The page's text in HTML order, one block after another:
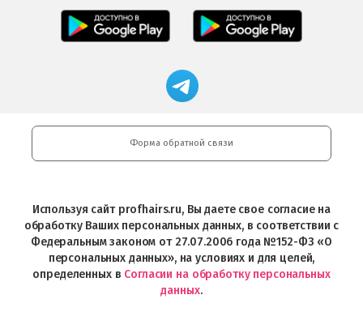
Professional
загрузить
Мобильное
приложение
Professional
загрузить
Play
загрузить
в
Мобильное
приложение
Магазин
профессиональной
Professional
и
Интернет-
Telegram
Форма обратной связи
Используя сайт profhairs.ru, Вы даете свое согласие на
обработку Ваших персональных данных, в соответствии с
Федеральным законом от 27.07.2006 года №152-ФЗ «О
персональных данных», на условиях и для целей,
определенных в Согласии на обработку персональных
данных.